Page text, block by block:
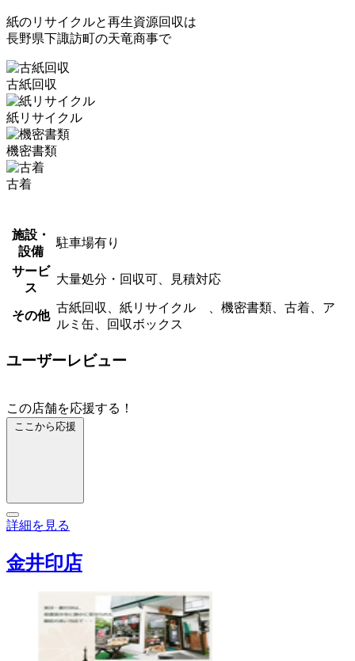
紙のリサイクルと再生資源回収は
長野県下諏訪町の天竜商事で
古紙回収
紙リサイクル
機密書類
古着
施設・
設備
駐車場有り
サービ
ス
大量処分・回収可、見積対応
その他
古紙回収、紙リサイクル 、機密書類、古着、ア
ルミ缶、回収ボックス
ユーザーレビュー
この店舗を応援する！
ここから応援
詳細を見る
金井印店